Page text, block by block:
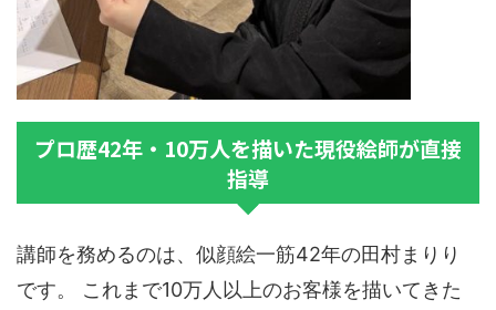
プロ歴42年・10万人を描いた現役絵師が直接
指導
講師を務めるのは、似顔絵一筋42年の田村まりり
です。 これまで10万人以上のお客様を描いてきた